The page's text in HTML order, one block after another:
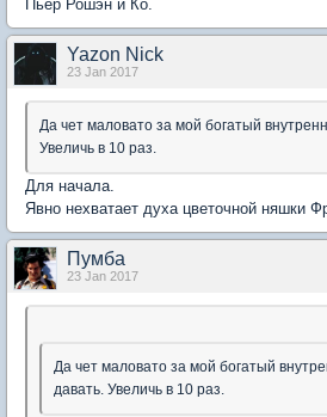
Пьер Рошэн и Ко.
Yazon Nick
23 Jan 2017
Да чет маловато за мой богатый
Увеличь в 10 раз.
Для начала.
Явно нехватает духа цветочной няшки
Пумба
23 Jan 2017
Да чет маловато за мой богатый
давать. Увеличь в 10 раз.